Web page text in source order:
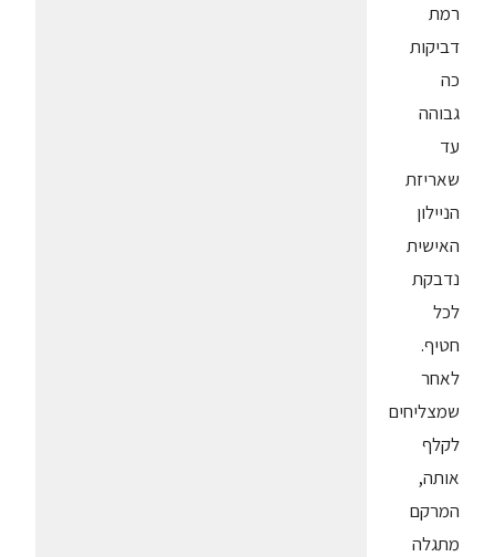
רמת
דביקות
כה
גבוהה
עד
שאריזת
הניילון
האישית
נדבקת
לכל
חטיף.
לאחר
שמצליחים
לקלף
אותה,
המרקם
מתגלה